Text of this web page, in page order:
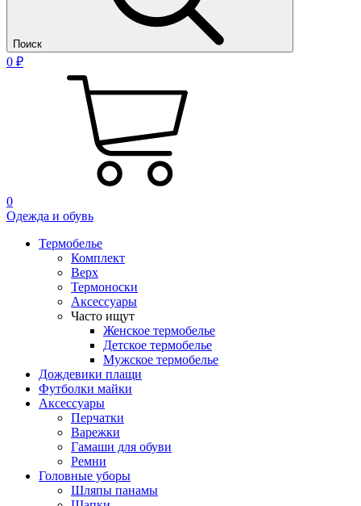
Поиск
0 ₽
0
Одежда и обувь
Термобелье
Комплект
Верх
Термоноски
Аксессуары
Часто ищут
Женское термобелье
Детское термобелье
Мужское термобелье
Дождевики плащи
Футболки майки
Аксессуары
Перчатки
Варежки
Гамаши для обуви
Ремни
Головные уборы
Шляпы панамы